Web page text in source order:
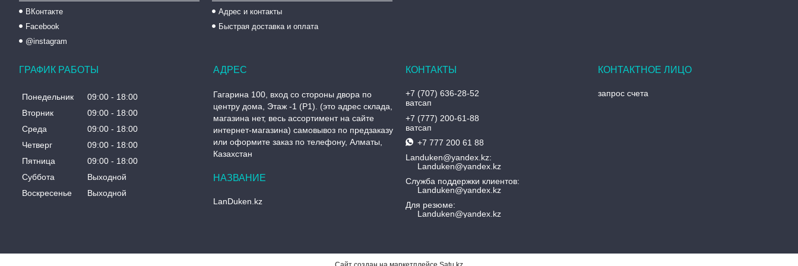
ВКонтакте
Facebook
@instagram
Адрес и контакты
Быстрая доставка и оплата
ГРАФИК РАБОТЫ
Понедельник 09:00
18:00
Вторник
09:00
18:00
Среда
09:00
18:00
Четверг
09:00
18:00
Пятница
09:00
18:00
Суббота
Выходной
Воскресенье
Выходной
Гагарина 100, вход со стороны двора по
центру дома, Этаж -1 (P1). (это адрес склада,
магазина нет, весь ассортимент на сайте
интернет-магазина) самовывоз по предзаказу
или оформите заказ по телефону, Алматы,
Казахстан
LanDuken.kz
+7 (707) 636-28-52
ватсап
+7 (777) 200-61-88
ватсап
+7 777 200 61 88
Landuken@yandex.kz
Landuken@yandex.kz
Служба поддержки клиентов
Landuken@yandex.kz
Для резюме
Landuken@yandex.kz
запрос счета